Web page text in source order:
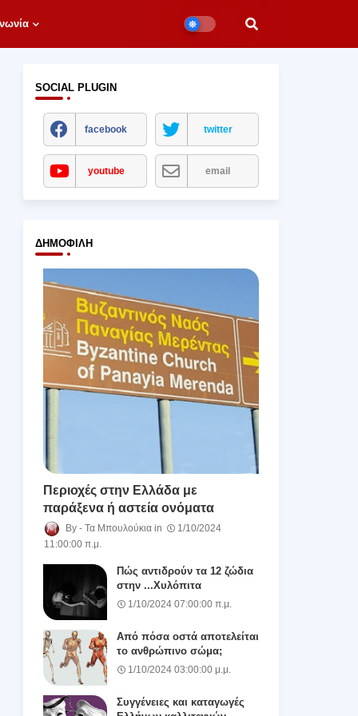
SOCIAL PLUGIN
facebook twitter
youtube email
ΔΗΜΟΦΙΛΉ
Περιοχές στην Ελλάδα με
παράξενα ή αστεία ονόματα
Τα Μπουλούκια
1/10/2024
11:00:00 π.μ.
Πώς αντιδρούν τα 12 ζώδια
στην ...Χυλόπιτα
1/10/2024 07:00:00 π.μ.
Από πόσα οστά αποτελείται
το ανθρώπινο σώμα;
1/10/2024 03:00:00 μ.μ.
Συγγένειες και καταγωγές